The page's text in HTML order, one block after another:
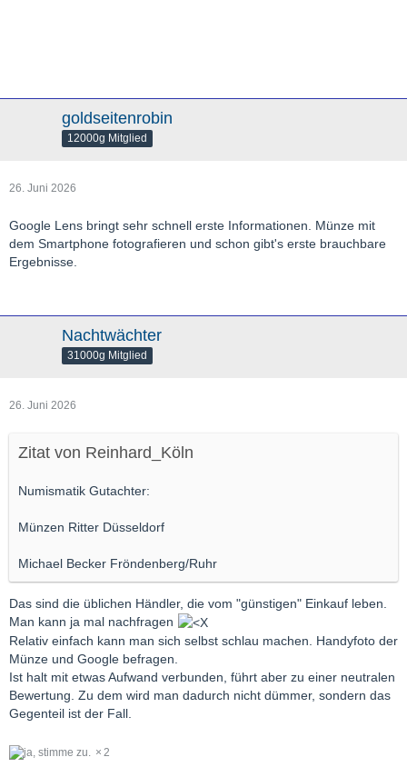
goldseitenrobin
12000g Mitglied
26. Juni 2026
Google Lens bringt sehr schnell erste Informationen. Münze mit
dem Smartphone fotografieren und schon gibt's erste brauchbare
Ergebnisse.
Nachtwächter
31000g Mitglied
26. Juni 2026
Zitat von Reinhard_Köln
Numismatik Gutachter:
Münzen Ritter Düsseldorf
Michael Becker Fröndenberg/Ruhr
Das sind die üblichen Händler, die vom "günstigen" Einkauf leben.
Man kann ja mal nachfragen
Relativ einfach kann man sich selbst schlau machen. Handyfoto der
Münze und Google befragen.
Ist halt mit etwas Aufwand verbunden, führt aber zu einer neutralen
Bewertung. Zu dem wird man dadurch nicht dümmer, sondern das
Gegenteil ist der Fall.
2